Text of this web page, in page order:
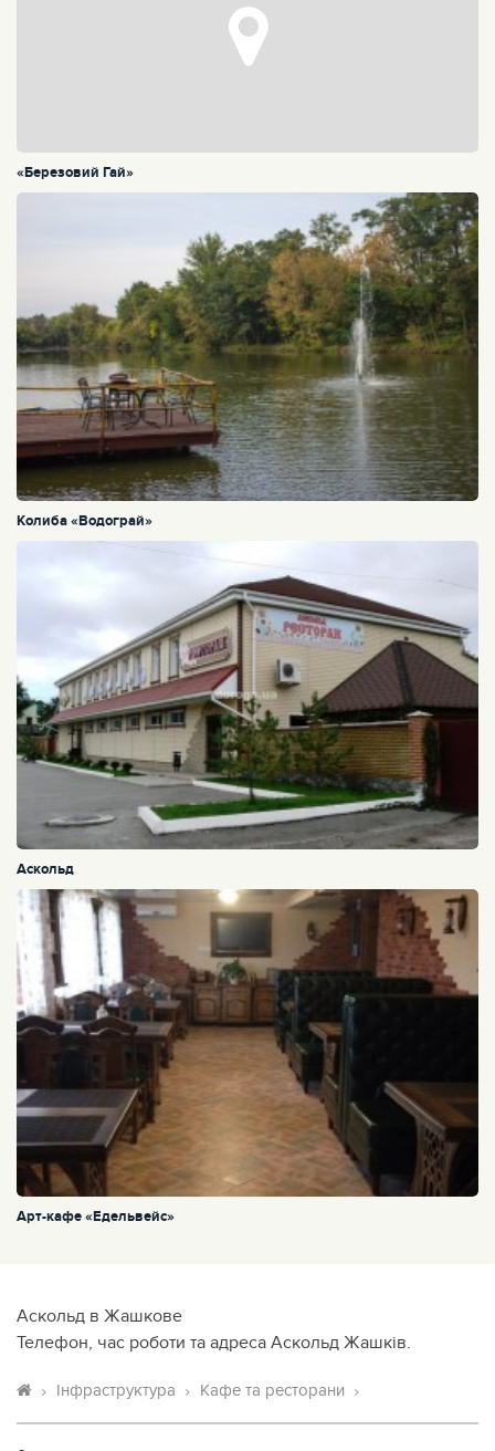
«Березовий Гай»
Колиба «Водограй»
Аскольд
Арт-кафе «Едельвейс»
Аскольд в Жашкове
Телефон, час роботи та адреса Аскольд Жашків.
Інфраструктура Кафе та ресторани